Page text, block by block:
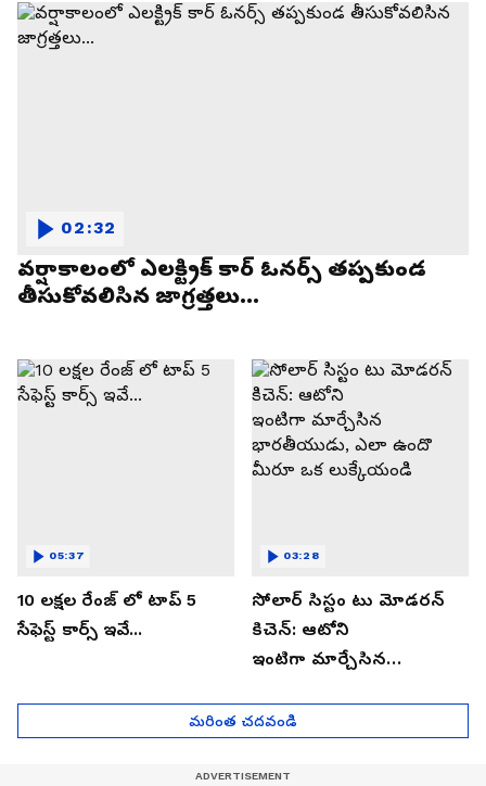
వర్షాకాలంలో ఎలక్ట్రిక్ కార్ ఓనర్స్ తప్పకుండ
తీసుకోవలిసిన జాగ్రత్తలు...
02:32
10 లక్షల రేంజ్ లో టాప్ 5
సేఫెస్ట్ కార్స్ ఇవే...
05:37
సోలార్ సిస్టం టు మోడరన్
కిచెన్: ఆటోని
ఇంటిగా మార్చేసిన
మీరూ ఒక లుక్కేయండి
03:28
మరింత చదవండి